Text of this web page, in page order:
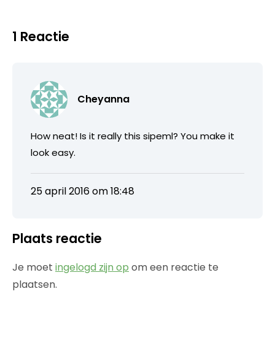
1 Reactie
Cheyanna
How neat! Is it really this sipeml? You make it
look easy.
25 april 2016 om 18:48
Plaats reactie
Je moet ingelogd zijn op om een reactie te
plaatsen.